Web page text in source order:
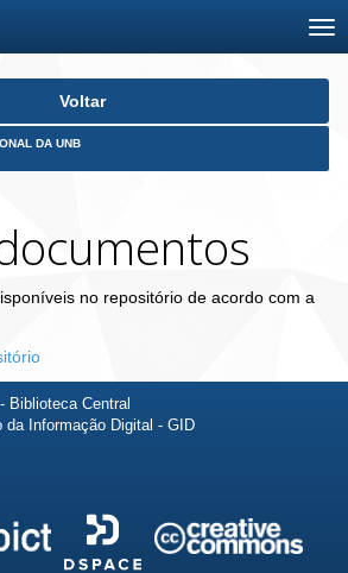
Voltar
DA UNB
no repositório de acordo com a
Biblioteca Central
da Informação Digital - GID